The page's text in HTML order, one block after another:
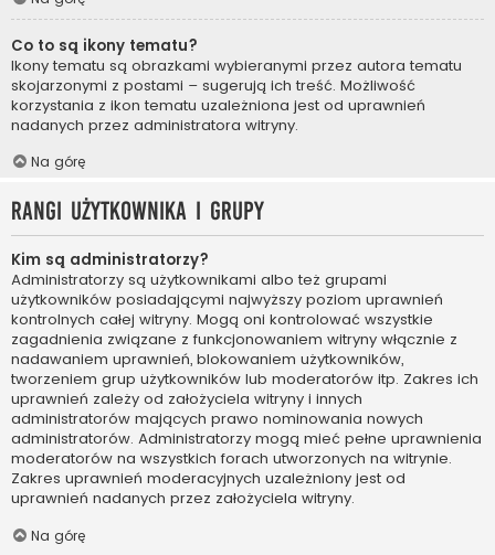
Co to są ikony tematu?
Ikony tematu są obrazkami wybieranymi przez autora tematu
skojarzonymi z postami – sugerują ich treść. Możliwość
korzystania z ikon tematu uzależniona jest od uprawnień
nadanych przez administratora witryny.
Na górę
Rangi użytkownika i grupy
Kim są administratorzy?
Administratorzy są użytkownikami albo też grupami
użytkowników posiadającymi najwyższy poziom uprawnień
kontrolnych całej witryny. Mogą oni kontrolować wszystkie
zagadnienia związane z funkcjonowaniem witryny włącznie z
nadawaniem uprawnień, blokowaniem użytkowników,
tworzeniem grup użytkowników lub moderatorów itp. Zakres ich
uprawnień zależy od założyciela witryny i innych
administratorów mających prawo nominowania nowych
administratorów. Administratorzy mogą mieć pełne uprawnienia
moderatorów na wszystkich forach utworzonych na witrynie.
Zakres uprawnień moderacyjnych uzależniony jest od
uprawnień nadanych przez założyciela witryny.
Na górę